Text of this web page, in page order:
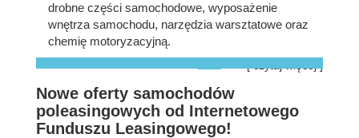
drobne części samochodowe, wyposażenie
wnętrza samochodu, narzędzia warsztatowe oraz
chemię motoryzacyjną.
Nowe oferty samochodów
poleasingowych od Internetowego
Funduszu Leasingowego!